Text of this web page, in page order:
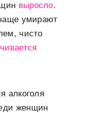
выросло.
умирают
чисто
алкоголя
женщин